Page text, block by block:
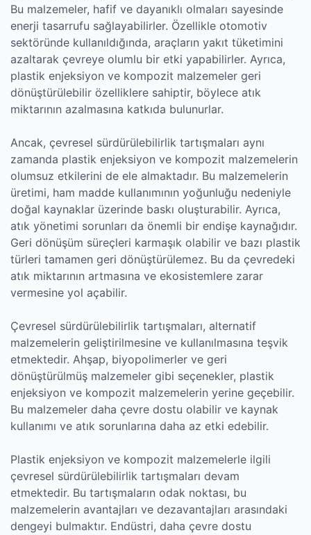
Bu malzemeler, hafif ve dayanıklı olmaları sayesinde
enerji tasarrufu sağlayabilirler. Özellikle otomotiv
sektöründe kullanıldığında, araçların yakıt tüketimini
azaltarak çevreye olumlu bir etki yapabilirler. Ayrıca,
plastik enjeksiyon ve kompozit malzemeler geri
dönüştürülebilir özelliklere sahiptir, böylece atık
miktarının azalmasına katkıda bulunurlar.
Ancak, çevresel sürdürülebilirlik tartışmaları aynı
zamanda plastik enjeksiyon ve kompozit malzemelerin
olumsuz etkilerini de ele almaktadır. Bu malzemelerin
üretimi, ham madde kullanımının yoğunluğu nedeniyle
doğal kaynaklar üzerinde baskı oluşturabilir. Ayrıca,
atık yönetimi sorunları da önemli bir endişe kaynağıdır.
Geri dönüşüm süreçleri karmaşık olabilir ve bazı plastik
türleri tamamen geri dönüştürülemez. Bu da çevredeki
atık miktarının artmasına ve ekosistemlere zarar
vermesine yol açabilir.
Çevresel sürdürülebilirlik tartışmaları, alternatif
malzemelerin geliştirilmesine ve kullanılmasına teşvik
etmektedir. Ahşap, biyopolimerler ve geri
dönüştürülmüş malzemeler gibi seçenekler, plastik
enjeksiyon ve kompozit malzemelerin yerine geçebilir.
Bu malzemeler daha çevre dostu olabilir ve kaynak
kullanımı ve atık sorunlarına daha az etki edebilir.
Plastik enjeksiyon ve kompozit malzemelerle ilgili
çevresel sürdürülebilirlik tartışmaları devam
etmektedir. Bu tartışmaların odak noktası, bu
malzemelerin avantajları ve dezavantajları arasındaki
dengeyi bulmaktır. Endüstri, daha çevre dostu